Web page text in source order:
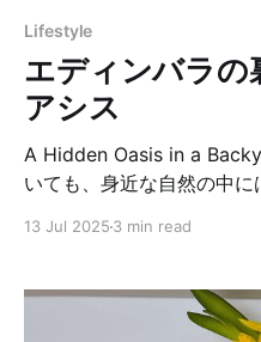
た。これからは食べ物を見
されそうです
Lifestyle
エディンバラの
アシス
A Hidden Oasis in a Backyard
いても、身近な自然の中
ンを見せてもらいました。
近隣の住民が協力して花
13 Jul 2025 3 min read